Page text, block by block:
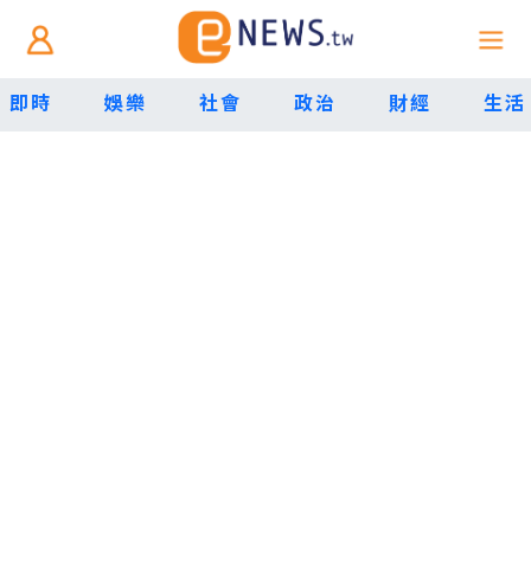
即時 娛樂 社會 政治 財經 生活